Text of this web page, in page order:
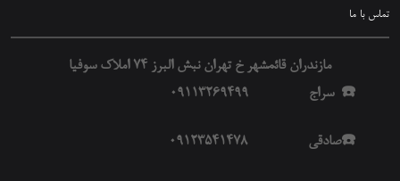
تماس با ما
مازندران قائمشهر خ تهران نبش البرز 74 املاک سوفیا
☎️ سراج 09113269499
☎️صادقی 09123541478